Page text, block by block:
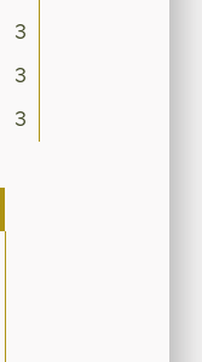
3
3
3